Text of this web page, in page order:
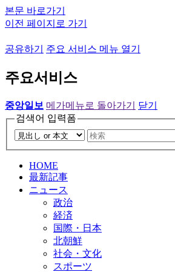
본문 바로가기
이전 페이지로 가기
공유하기 주요 서비스 메뉴 열기
주요서비스
중앙일보 메가메뉴로 돌아가기
닫기
검색어 입력폼
HOME
最新記事
ニュース
政治
経済
国際・日本
北朝鮮
社会・文化
スポーツ